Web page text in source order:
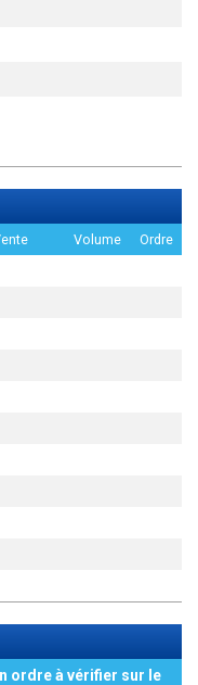
Volume Ordre
ordre à vérifier sur le